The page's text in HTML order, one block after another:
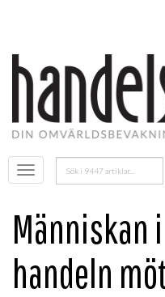
Öppna
menyn
Sök
efter:
Människan
handeln